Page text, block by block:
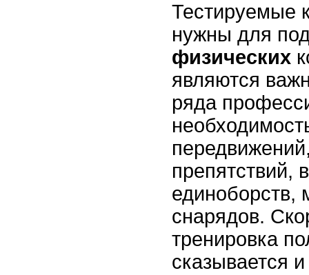
Тестируемые
нужны для
физических
являются
ряда
препятствий,
единоборств,
снарядов.
тренировка
сказывается